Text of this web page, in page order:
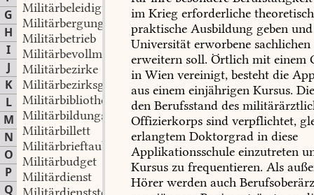
G
H
I
J
K
L
M
N
O
P
Q
Militärbeleidigung
Militärbergung
Militärbetrieb
Militärbevollmächtigter
Militärbezirke
Militärbezirksgerichte
Militärbibliotheken
Militärbildungsanstalten
Militärbillett
Militärbrieftaubenwesen
Militärbudget
Militärdienst
im Krieg erforderliche
praktische Ausbildung geben und
Universität erworbene sachlichen
erweitern soll. Örtlich mit einem
in Wien vereinigt, besteht die
aus einem einjährigen Kursus.
den Berufsstand des
Offizierkorps sind verpflichtet,
erlangtem Doktorgrad in diese
Applikationsschule einzutreten
Kursus zu frequentieren. Als
Hörer werden auch